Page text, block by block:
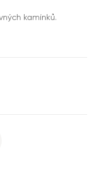
kamínků.